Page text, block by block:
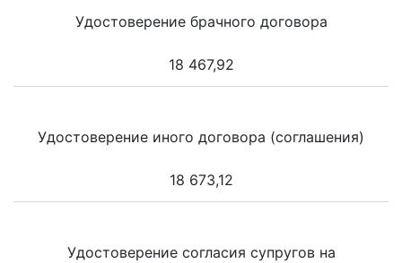
Удостоверение брачного договора
18 467,92
Удостоверение иного договора (соглашения)
18 673,12
Удостоверение согласия супругов на